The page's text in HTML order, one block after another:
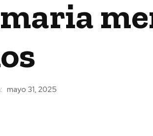
mayo 31, 2025